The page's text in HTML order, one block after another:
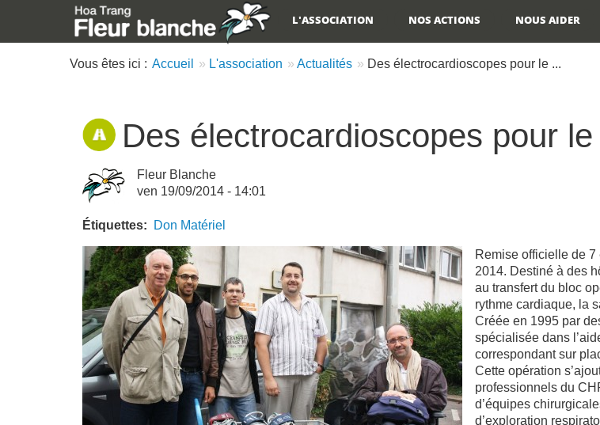
Main menu L'ASSOCIATION NOS ACTIONS NOUS AIDER
Vous êtes ici : Accueil L'association Actualités Des électrocardioscopes pour le ...
Des électrocardioscopes pour
Fleur Blanche
ven 19/09/2014 - 14:01
Étiquettes Don Matériel
Remise officielle de
2014. Destiné à des
au transfert du bloc
rythme cardiaque, la
Créée en 1995 par
spécialisée dans
correspondant sur
Cette opération
professionnels du
d’équipes
d’exploration